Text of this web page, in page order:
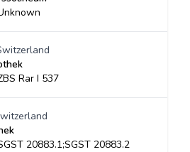
Rar I 537
20883.1;SGST 20883.2